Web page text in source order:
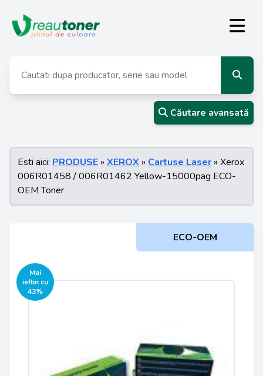
Căutare avansată
Esti aici: PRODUSE » XEROX » Cartuse Laser » Xerox
006R01458 / 006R01462 Yellow-15000pag ECO-
OEM Toner
ECO-OEM
Mai
ieftin cu
43%